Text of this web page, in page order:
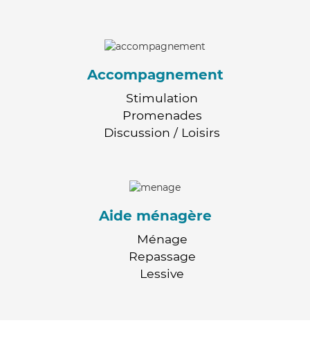
Accompagnement
Stimulation
Promenades
Discussion / Loisirs
Aide ménagère
Ménage
Repassage
Lessive